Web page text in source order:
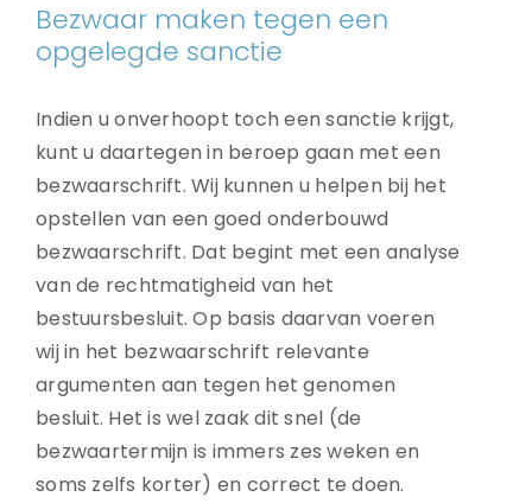
Bezwaar maken tegen een
opgelegde sanctie
Indien u onverhoopt toch een sanctie krijgt,
kunt u daartegen in beroep gaan met een
bezwaarschrift. Wij kunnen u helpen bij het
opstellen van een goed onderbouwd
bezwaarschrift. Dat begint met een analyse
van de rechtmatigheid van het
bestuursbesluit. Op basis daarvan voeren
wij in het bezwaarschrift relevante
argumenten aan tegen het genomen
besluit. Het is wel zaak dit snel (de
bezwaartermijn is immers zes weken en
soms zelfs korter) en correct te doen.